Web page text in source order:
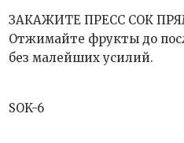
ЗАКАЖИТЕ ПРЕСС СОК
Отжимайте фрукты до
без малейших усилий.
SOK-6